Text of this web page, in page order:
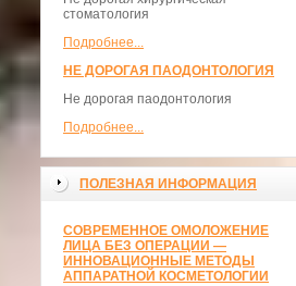
стоматология
Подробнее...
НЕ ДОРОГАЯ ПАОДОНТОЛОГИЯ
Не дорогая паодонтология
Подробнее...
ПОЛЕЗНАЯ ИНФОРМАЦИЯ
СОВРЕМЕННОЕ ОМОЛОЖЕНИЕ
ЛИЦА БЕЗ ОПЕРАЦИИ —
ИННОВАЦИОННЫЕ МЕТОДЫ
АППАРАТНОЙ КОСМЕТОЛОГИИ